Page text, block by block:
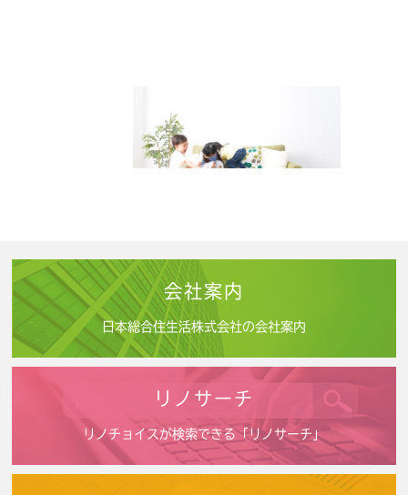
会社案内
日本総合住生活株式会社の会社案内
リノサーチ
リノチョイスが検索できる「リノサーチ」